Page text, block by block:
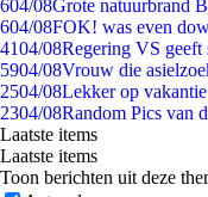
604/08Grote natuurbrand
604/08FOK! was even
4104/08Regering VS geeft
5904/08Vrouw die
2504/08Lekker op
2304/08Random Pics van
Laatste items
Laatste items
Toon berichten uit deze